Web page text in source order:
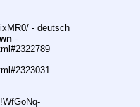
- deutsch
-